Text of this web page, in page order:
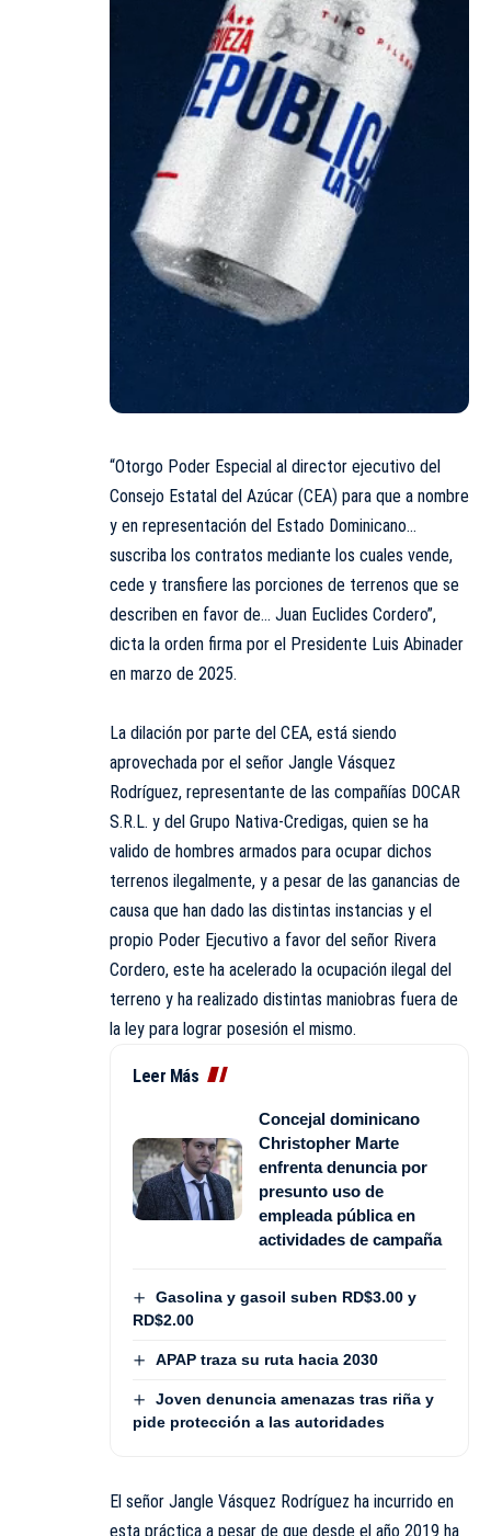
“Otorgo Poder Especial al director ejecutivo del
Consejo Estatal del Azúcar (CEA) para que a nombre
y en representación del Estado Dominicano…
suscriba los contratos mediante los cuales vende,
cede y transfiere las porciones de terrenos que se
describen en favor de… Juan Euclides Cordero”,
dicta la orden firma por el Presidente Luis Abinader
en marzo de 2025.
La dilación por parte del CEA, está siendo
aprovechada por el señor Jangle Vásquez
Rodríguez, representante de las compañías DOCAR
S.R.L. y del Grupo Nativa-Credigas, quien se ha
valido de hombres armados para ocupar dichos
terrenos ilegalmente, y a pesar de las ganancias de
causa que han dado las distintas instancias y el
propio Poder Ejecutivo a favor del señor Rivera
Cordero, este ha acelerado la ocupación ilegal del
terreno y ha realizado distintas maniobras fuera de
la ley para lograr posesión el mismo.
Leer Más
Concejal dominicano
Christopher Marte
enfrenta denuncia por
presunto uso de
empleada pública en
actividades de campaña
Gasolina y gasoil suben RD$3.00 y
RD$2.00
APAP traza su ruta hacia 2030
Joven denuncia amenazas tras riña y
pide protección a las autoridades
El señor Jangle Vásquez Rodríguez ha incurrido en
esta práctica a pesar de que desde el año 2019 ha